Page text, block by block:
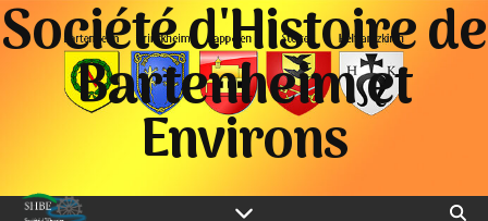
Société d'Histoire de
Bartenheim et
Environs